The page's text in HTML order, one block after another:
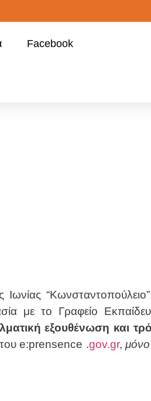
Facebook
με το Γραφείο
εξουθένωση και
e:prensence .gov.gr,